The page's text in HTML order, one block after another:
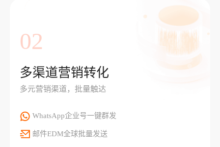
02
多渠道营销转化
多元营销渠道，批量触达
WhatsApp企业号一键群发
邮件EDM全球批量发送